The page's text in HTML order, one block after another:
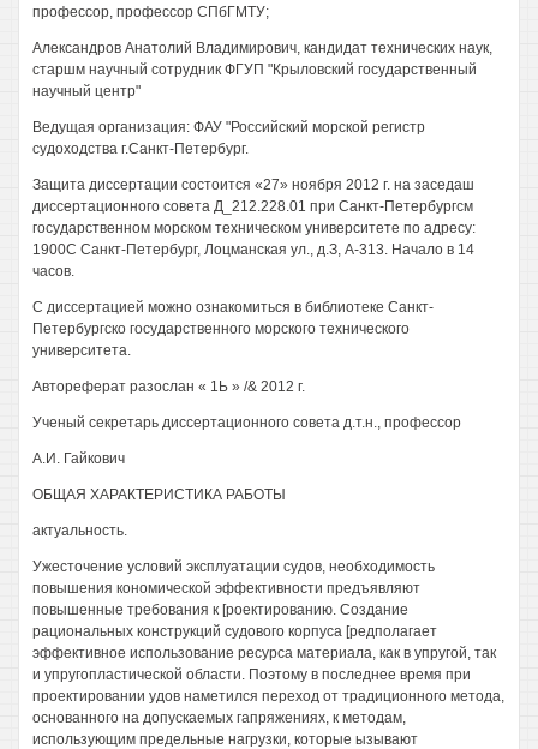
профессор, профессор СПбГМТУ;
Александров Анатолий Владимирович, кандидат технических наук,
старшм научный сотрудник ФГУП "Крыловский государственный
научный центр"
Ведущая организация: ФАУ "Российский морской регистр
судоходства г.Санкт-Петербург.
Защита диссертации состоится «27» ноября 2012 г. на заседаш
диссертационного совета Д_212.228.01 при Санкт-Петербургсм
государственном морском техническом университете по адресу:
1900С Санкт-Петербург, Лоцманская ул., д.З, А-313. Начало в 14
часов.
С диссертацией можно ознакомиться в библиотеке Санкт-
Петербургско государственного морского технического
университета.
Автореферат разослан « 1Ь » /& 2012 г.
Ученый секретарь диссертационного совета д.т.н., профессор
А.И. Гайкович
ОБЩАЯ ХАРАКТЕРИСТИКА РАБОТЫ
актуальность.
Ужесточение условий эксплуатации судов, необходимость
повышения кономической эффективности предъявляют
повышенные требования к [роектированию. Создание
рациональных конструкций судового корпуса [редполагает
эффективное использование ресурса материала, как в упругой, так
и упругопластической области. Поэтому в последнее время при
проектировании удов наметился переход от традиционного метода,
основанного на допускаемых гапряжениях, к методам,
использующим предельные нагрузки, которые ызывают